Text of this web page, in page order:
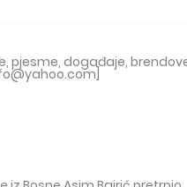
pjesme, događaje,